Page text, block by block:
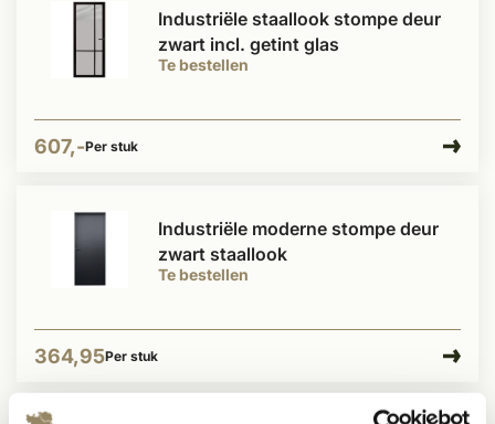
Te bestellen
Industriële staallook stompe deur
zwart incl. getint glas
607,-Per stuk
Te bestellen
Industriële moderne stompe deur
zwart staallook
364,95Per stuk